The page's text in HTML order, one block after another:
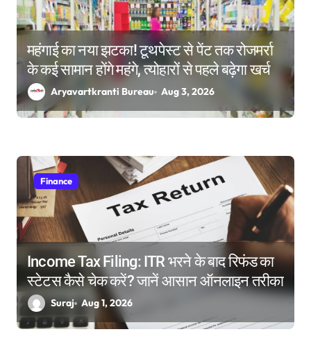
n
महंगाई का नया झटका! टूथपेस्ट से पेंट तक रोजमर्रा
के कई सामान होंगे महंगे, त्योहारों से पहले बढ़ेगा खर्च
Aryavartkranti Bureau Aug 3, 2026
Finance
Income Tax Filing: ITR भरने के बाद रिफंड का
स्टेटस कैसे चेक करें? जानें आसान ऑनलाइन तरीका
Suraj Aug 1, 2026